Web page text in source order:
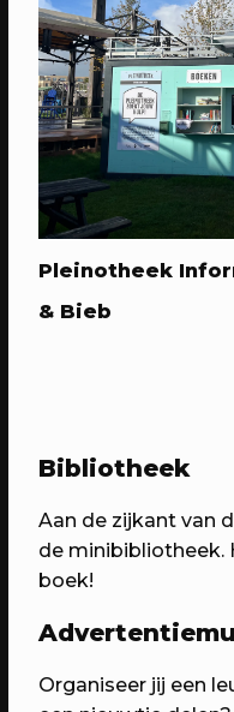
SOUK Utrecht
Kom proeven,
Kom met je
Berlijnplein
Sunday
Pleinotheek
& Bieb
Bibliotheek
Aan de zijkant van
de minibibliotheek.
boek!
Organiseer jij een